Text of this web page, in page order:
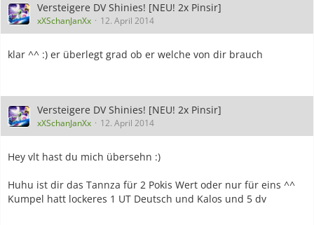
Versteigere DV Shinies! [NEU! 2x Pinsir]
xXSchanJanXx 12. April 2014
klar ^^ :) er überlegt grad ob er welche von dir brauch
Versteigere DV Shinies! [NEU! 2x Pinsir]
xXSchanJanXx 12. April 2014
Hey vlt hast du mich übersehn :)
Huhu ist dir das Tannza für 2 Pokis Wert oder nur für eins ^^
Kumpel hatt lockeres 1 UT Deutsch und Kalos und 5 dv